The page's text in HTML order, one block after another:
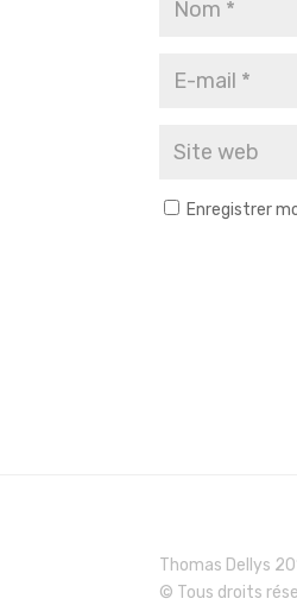
Enregistrer
Thomas Dellys
© Tous droits